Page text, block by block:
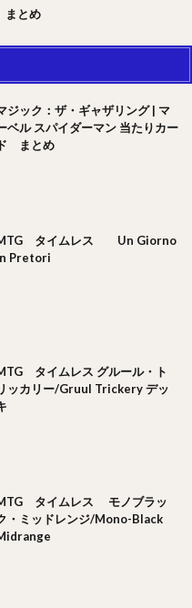
とめ
ジック：ザ・ギャザリング | マ
ベル スパイダーマン 当たりカー
ド まとめ
タイムレス Un Giorno
Pretori
タイムレス グルール・ト
ッカリー/Gruul Trickery デッ
タイムレス モノブラッ
・ミッドレンジ/Mono-Black